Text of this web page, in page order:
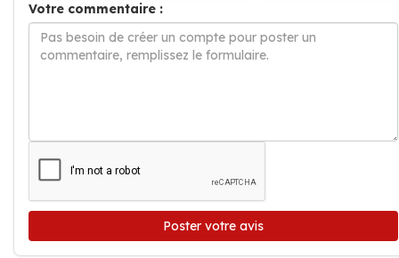
Votre commentaire :
Poster votre avis